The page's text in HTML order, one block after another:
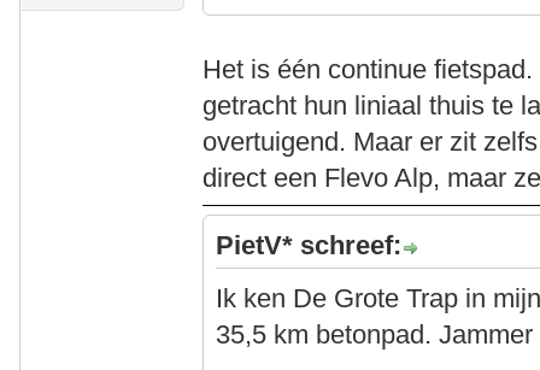
Het is één continue
getracht hun liniaal thuis te
overtuigend. Maar er zit
direct een Flevo Alp, maar
PietV* schreef:
Ik ken De Grote Trap in
35,5 km betonpad.